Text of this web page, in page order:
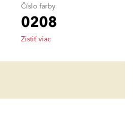
Číslo farby
0208
Zistiť viac